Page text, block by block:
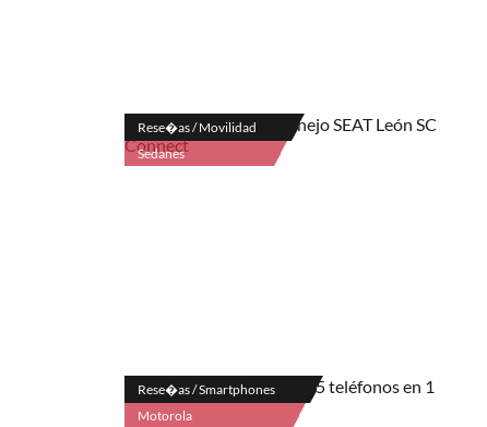
Rese�as / Movilidad
Sedanes
Rese�as / Smartphones
Motorola